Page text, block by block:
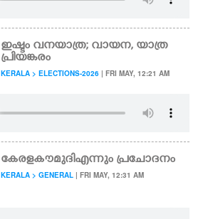
ഇഷ്ടം വനയാത്ര; വായന, യാത്ര
പ്രിയങ്കരം
KERALA > ELECTIONS-2026 | FRI MAY, 12:21 AM
കേരളകൗമുദി​ എന്നും പ്രചോദനം
KERALA > GENERAL | FRI MAY, 12:31 AM